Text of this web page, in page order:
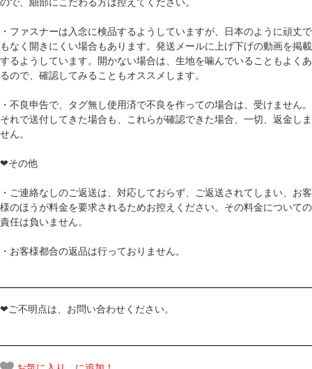
ので、細部にこだわる方は控えてください。
・ファスナーは入念に検品するようしていますが、日本のように頑丈で
もなく開きにくい場合もあります。発送メールに上げ下げの動画を掲載
するようしています。開かない場合は、生地を噛んでいることもよくあ
るので、確認してみることもオススメします。
・不良申告で、タグ無し使用済で不良を作っての場合は、受けません。
それで送付してきた場合も、これらが確認できた場合、一切、返金しま
せん。
❤その他
・ご連絡なしのご返送は、対応しておらず、ご返送されてしまい、お客
様のほうが料金を要求されるためお控えください。その料金についての
責任は負いません。
・お客様都合の返品は行っておりません。
❤ご不明点は、お問い合わせください。